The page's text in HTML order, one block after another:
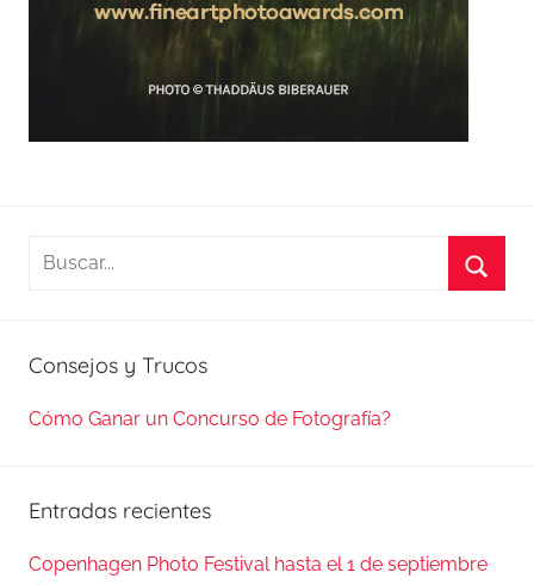
Buscar:
Consejos y Trucos
Cómo Ganar un Concurso de Fotografía?
Entradas recientes
Copenhagen Photo Festival hasta el 1 de septiembre